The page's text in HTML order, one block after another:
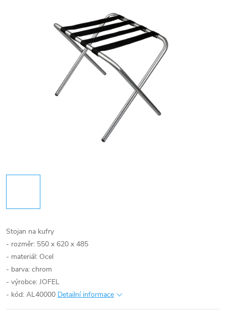
Stojan na kufry
- rozměr: 550 x 620 x 485
- materiál: Ocel
- barva: chrom
- výrobce: JOFEL
- kód: AL40000 Detailní informace